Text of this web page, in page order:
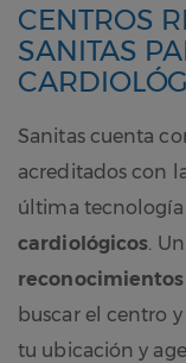
CENTROS
SANITAS
Sanitas cuenta
acreditados con
última
cardiológicos.
buscar el centro
tu ubicación y